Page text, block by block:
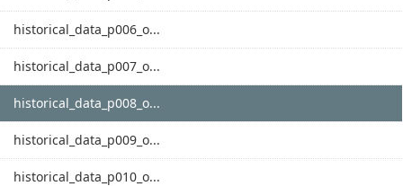
historical_data_p006_o...
historical_data_p007_o...
historical_data_p008_o...
historical_data_p009_o...
historical_data_p010_o...